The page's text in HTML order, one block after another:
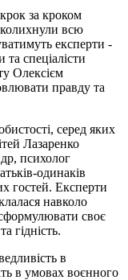
за кроком
всю
експерти -
та спеціалісти
Олексієм
правду та
серед яких
Лазаренко
психолог
одинаків
гостей. Експерти
навколо
своє
гідність.
в
в умовах воєнного